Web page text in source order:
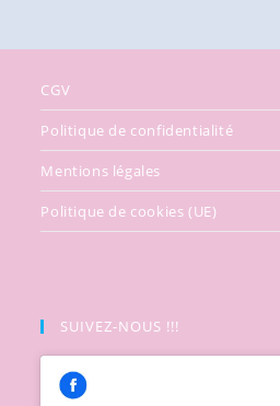
CGV
Politique de confidentialité
Mentions légales
Politique de cookies (UE)
SUIVEZ-NOUS !!!